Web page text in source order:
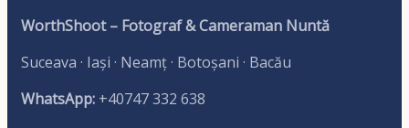
WorthShoot – Fotograf & Cameraman Nuntă
Suceava · Iași · Neamț · Botoșani · Bacău
WhatsApp: +40747 332 638